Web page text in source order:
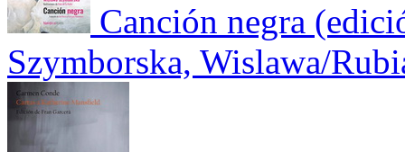
Canción negra
Szymborska, Wislawa/